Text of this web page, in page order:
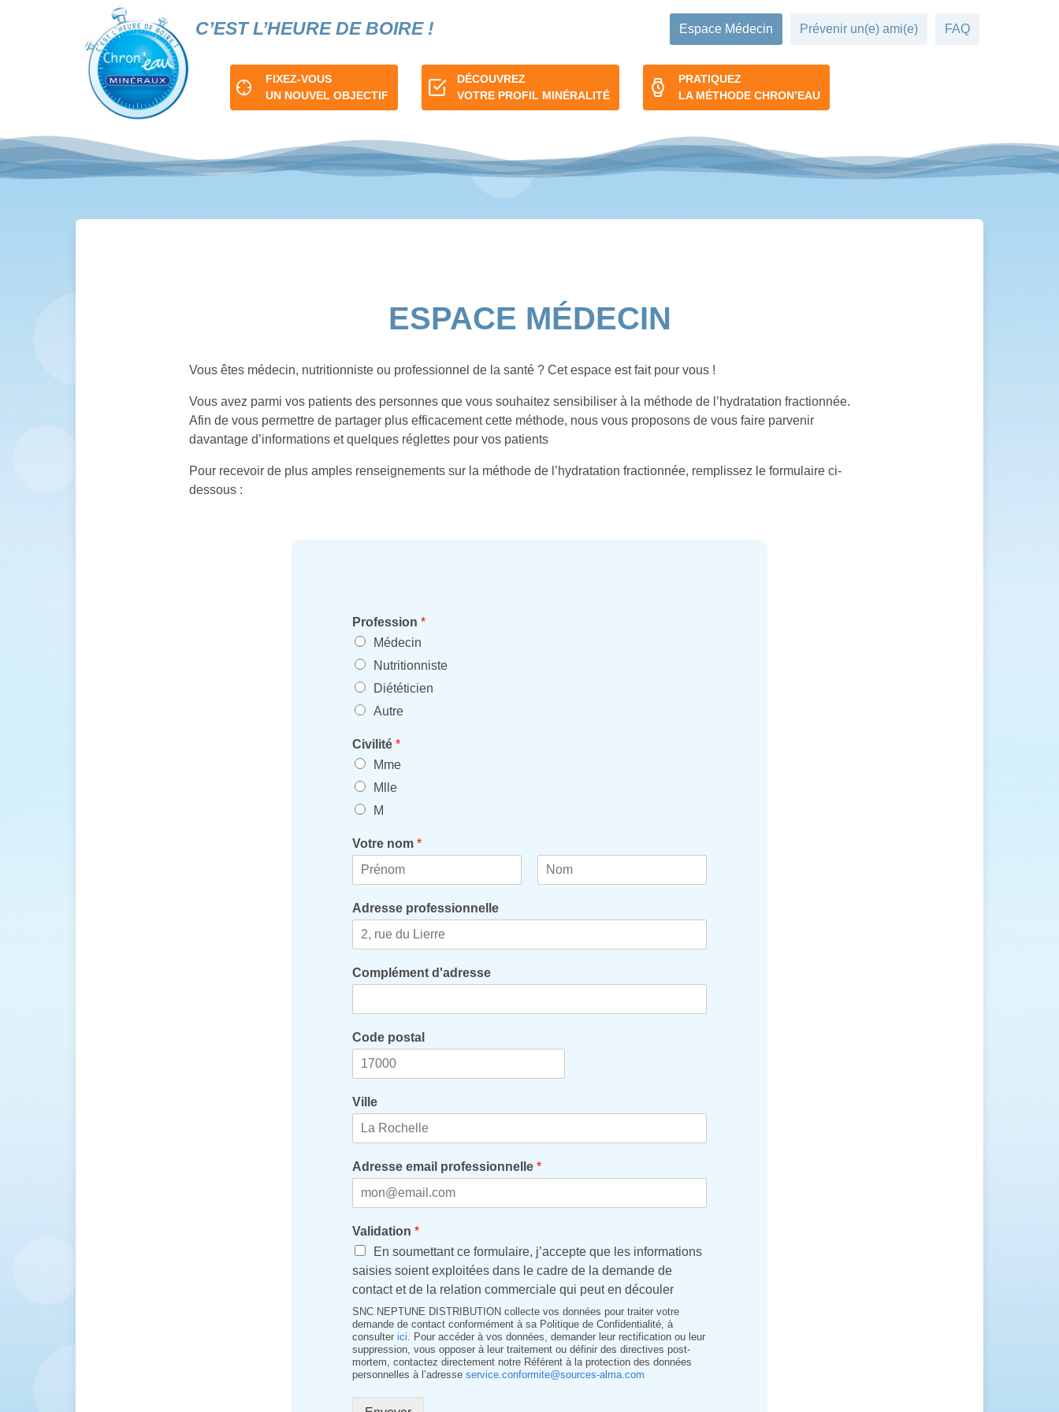
C’EST L’HEURE DE BOIRE !
FIXEZ-VOUS
UN NOUVEL OBJECTIF
DÉCOUVREZ
VOTRE PROFIL MINÉRALITÉ
PRATIQUEZ
LA MÉTHODE CHRON’EAU
Espace Médecin Prévenir un(e) ami(e) FAQ
ESPACE MÉDECIN
Vous êtes médecin, nutritionniste ou professionnel de la santé ? Cet espace est fait pour vous !
Vous avez parmi vos patients des personnes que vous souhaitez sensibiliser à la méthode de l’hydratation fractionnée.
Afin de vous permettre de partager plus efficacement cette méthode, nous vous proposons de vous faire parvenir
davantage d’informations et quelques réglettes pour vos patients
Pour recevoir de plus amples renseignements sur la méthode de l’hydratation fractionnée, remplissez le formulaire ci-
dessous :
Profession *
Médecin
Nutritionniste
Diététicien
Autre
Civilité *
Mme
Mlle
M
Votre nom *
é
m
Adresse professionnelle
Complément d'adresse
Code postal
Ville
Adresse email professionnelle *
Validation *
En soumettant ce formulaire, j’accepte que les informations
saisies soient exploitées dans le cadre de la demande de
contact et de la relation commerciale qui peut en découler
SNC NEPTUNE DISTRIBUTION collecte vos données pour traiter votre
demande de contact conformément à sa Politique de Confidentialité, à
consulter ici. Pour accéder à vos données, demander leur rectification ou leur
suppression, vous opposer à leur traitement ou définir des directives post-
mortem, contactez directement notre Référent à la protection des données
personnelles à l’adresse service.conformite@sources-alma.com